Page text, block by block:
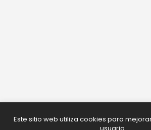
Este sitio web utiliza cookies para